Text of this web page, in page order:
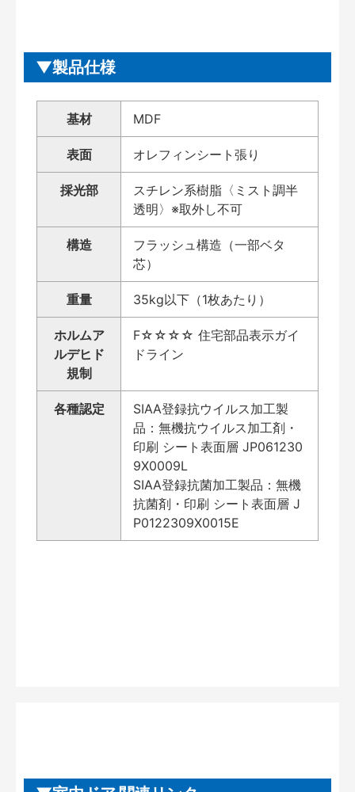
製品仕様
基材 MDF
表面 オレフィンシート張り
採光部
スチレン系樹脂〈ミスト調半
透明〉※取外し不可
構造
フラッシュ構造（一部ベタ
芯）
重量 35kg以下（1枚あたり）
ホルムア
ルデヒド
規制
F☆☆☆☆ 住宅部品表示ガイ
ドライン
各種認定
SIAA登録抗ウイルス加工製
品：無機抗ウイルス加工剤・
印刷 シート表面層 JP061230
9X0009L
SIAA登録抗菌加工製品：無機
抗菌剤・印刷 シート表面層 J
P0122309X0015E